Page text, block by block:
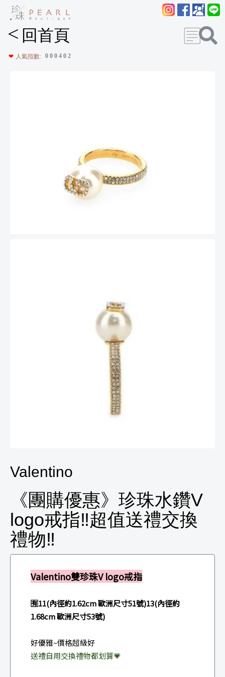
< 回首頁
❤ 人氣指數: 0 0 0 4 0 2
Valentino
《團購優惠》珍珠水鑽V
logo戒指‼️超值送禮交換
禮物‼️
Valentino雙珍珠V logo戒指
🈶11(內徑約1.62cm 歐洲尺寸51號)13(內徑約
1.68cm 歐洲尺寸53號)
好優雅~價格超級好
送禮自用交換禮物都划算💗